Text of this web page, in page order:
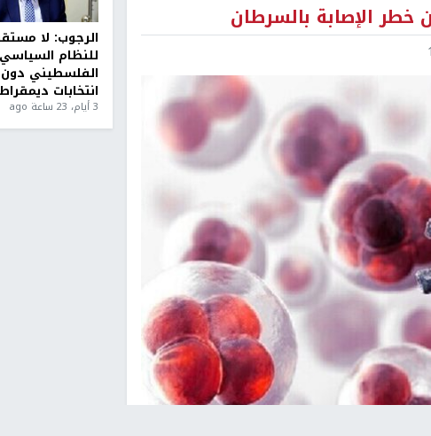
خطر الإصابة بالسرطان
الرجوب: لا
للنظام السياسي
الفلسطيني دون
انتخابات
3 أيام، 23 ساعة ago